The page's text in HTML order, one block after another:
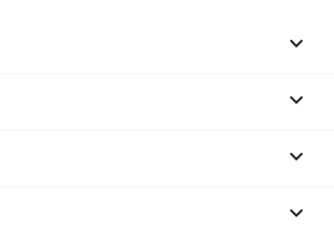



keyboard_arrow_down